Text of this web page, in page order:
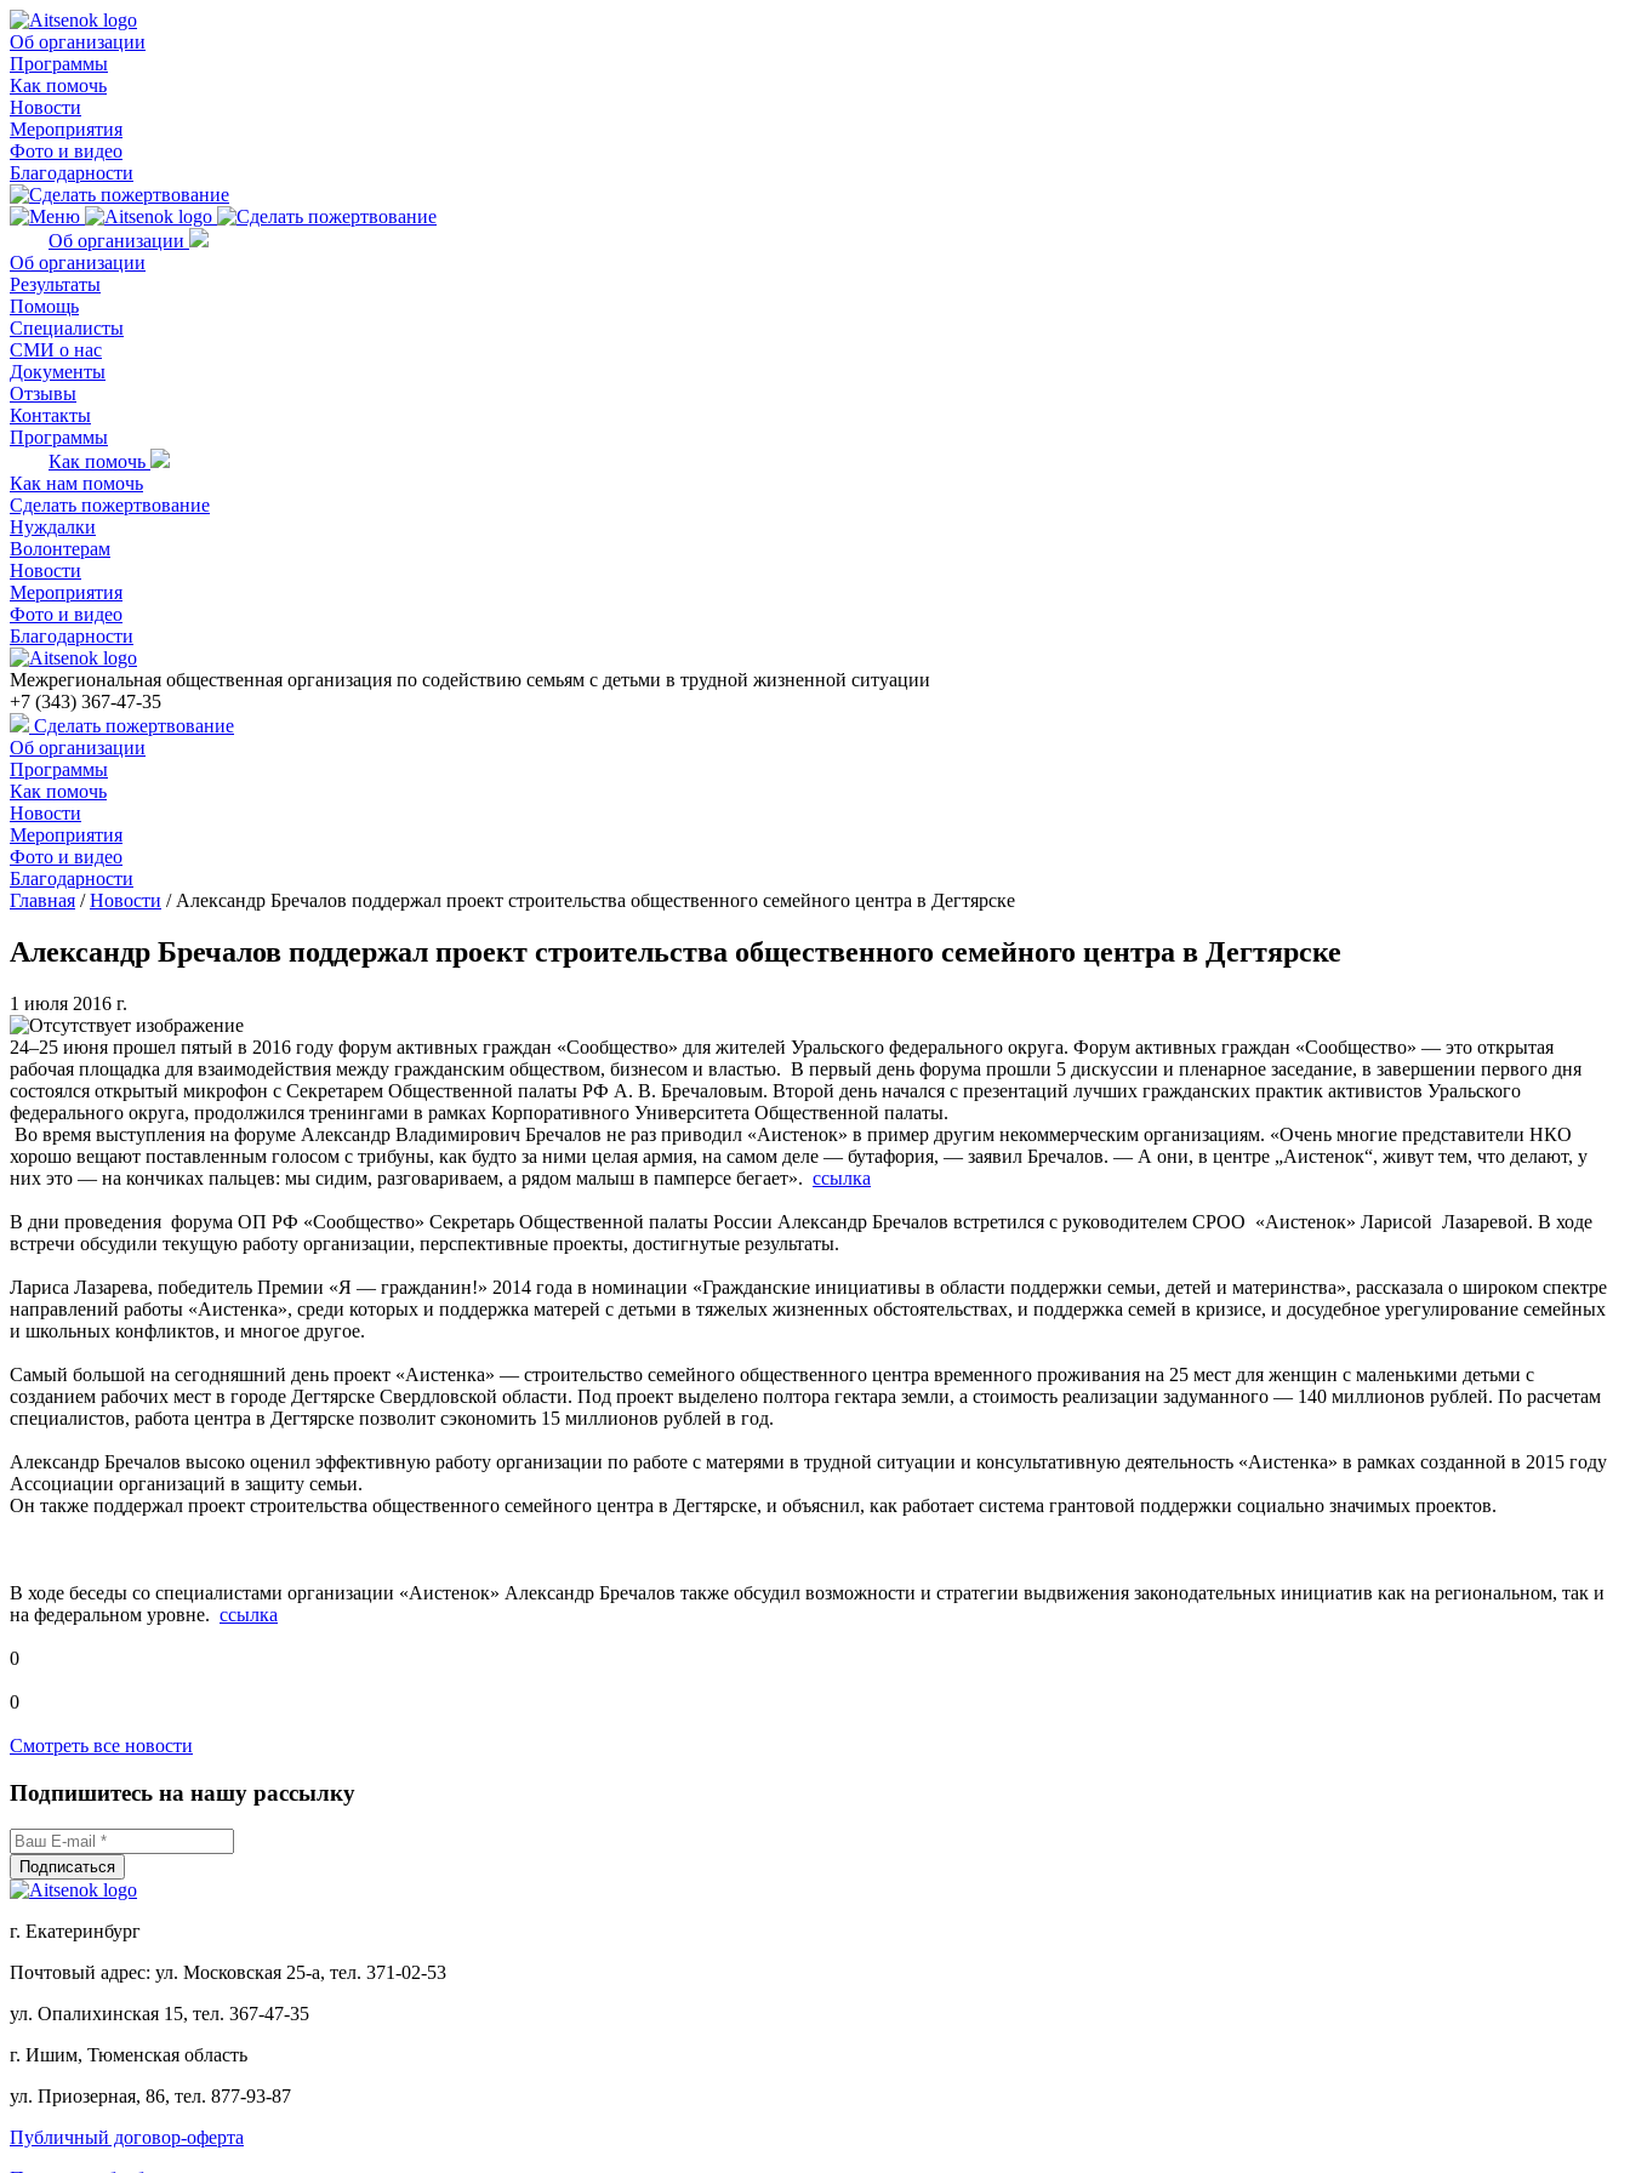
Об организации
Программы
Как помочь
Новости
Мероприятия
Фото и видео
Благодарности
Об организации
Об организации
Результаты
Помощь
Специалисты
СМИ о нас
Документы
Отзывы
Контакты
Программы
Как помочь
Как нам помочь
Сделать пожертвование
Нуждалки
Волонтерам
Новости
Мероприятия
Фото и видео
Благодарности
Межрегиональная общественная организация по содействию семьям с детьми в трудной жизненной ситуации
+7 (343) 367-47-35
Сделать пожертвование
Об организации
Программы
Как помочь
Новости
Мероприятия
Фото и видео
Благодарности
Главная /Новости / Александр Бречалов поддержал проект строительства общественного семейного центра в Дегтярске
Александр Бречалов поддержал проект строительства общественного семейного центра в Дегтярске
1 июля 2016 г.
24–25 июня прошел пятый в 2016 году форум активных граждан «Сообщество» для жителей Уральского федерального округа. Форум активных граждан «Сообщество» — это открытая
рабочая площадка для взаимодействия между гражданским обществом, бизнесом и властью. В первый день форума прошли 5 дискуссии и пленарное заседание, в завершении первого дня
состоялся открытый микрофон с Секретарем Общественной палаты РФ А. В. Бречаловым. Второй день начался с презентаций лучших гражданских практик активистов Уральского
федерального округа, продолжился тренингами в рамках Корпоративного Университета Общественной палаты.
Во время выступления на форуме Александр Владимирович Бречалов не раз приводил «Аистенок» в пример другим некоммерческим организациям. «Очень многие представители НКО
хорошо вещают поставленным голосом с трибуны, как будто за ними целая армия, на самом деле — бутафория, — заявил Бречалов. — А они, в центре „Аистенок“, живут тем, что делают, у
них это — на кончиках пальцев: мы сидим, разговариваем, а рядом малыш в памперсе бегает». ссылка
В дни проведения форума ОП РФ «Сообщество» Секретарь Общественной палаты России Александр Бречалов встретился с руководителем СРОО «Аистенок» Ларисой Лазаревой. В ходе
встречи обсудили текущую работу организации, перспективные проекты, достигнутые результаты.
Лариса Лазарева, победитель Премии «Я — гражданин!» 2014 года в номинации «Гражданские инициативы в области поддержки семьи, детей и материнства», рассказала о широком спектре
направлений работы «Аистенка», среди которых и поддержка матерей с детьми в тяжелых жизненных обстоятельствах, и поддержка семей в кризисе, и досудебное урегулирование семейных
и школьных конфликтов, и многое другое.
Самый большой на сегодняшний день проект «Аистенка» — строительство семейного общественного центра временного проживания на 25 мест для женщин с маленькими детьми с
созданием рабочих мест в городе Дегтярске Свердловской области. Под проект выделено полтора гектара земли, а стоимость реализации задуманного — 140 миллионов рублей. По расчетам
специалистов, работа центра в Дегтярске позволит сэкономить 15 миллионов рублей в год.
Александр Бречалов высоко оценил эффективную работу организации по работе с матерями в трудной ситуации и консультативную деятельность «Аистенка» в рамках созданной в 2015 году
Ассоциации организаций в защиту семьи.
Он также поддержал проект строительства общественного семейного центра в Дегтярске, и объяснил, как работает система грантовой поддержки социально значимых проектов.
В ходе беседы со специалистами организации «Аистенок» Александр Бречалов также обсудил возможности и стратегии выдвижения законодательных инициатив как на региональном, так и
на федеральном уровне. ссылка
0
0
Смотреть все новости
Подпишитесь на нашу рассылку
г. Екатеринбург
Почтовый адрес: ул. Московская 25-а, тел. 371-02-53
ул. Опалихинская 15, тел. 367-47-35
г. Ишим, Тюменская область
ул. Приозерная, 86, тел. 877-93-87
Публичный договор-оферта